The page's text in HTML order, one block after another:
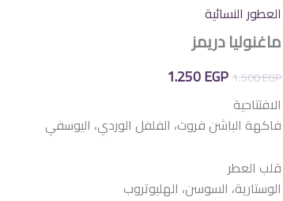
العطور النسائية
ماغنوليا دريمز
1.500EGP
السعر
هو:
1.500 EGP.
1.250EGP
هو:
الافتتاحية
فاكهة الباشن فروت، الفلفل الوردي، اليوسفي
قلب العطر
الوستارية، السوسن، الهليوتروب